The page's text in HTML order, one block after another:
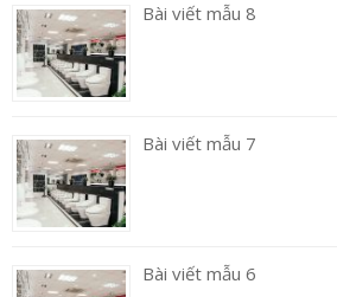
Bài viết mẫu 8
Bài viết mẫu 7
Bài viết mẫu 6